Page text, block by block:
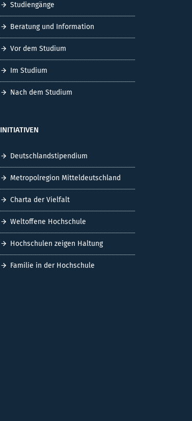
Studiengänge
Beratung und Information
Vor dem Studium
Im Studium
Nach dem Studium
INITIATIVEN
Deutschlandstipendium
Metropolregion Mitteldeutschland
Charta der Vielfalt
Weltoffene Hochschule
Hochschulen zeigen Haltung
Familie in der Hochschule